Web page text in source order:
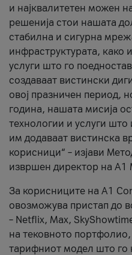
и најквалитетен можен
решенија стои нашата
стабилна и сигурна
инфраструктурата, како
услуги што го
создаваат вистински
овој празничен период,
година, нашата мисија
технологии и услуги што
им додаваат вистинска
корисници“ – изјави
извршен директор на А1
За корисниците на A1
овозможува пристап до
– Netflix, Max,
на тековното
тарифниот модел што го